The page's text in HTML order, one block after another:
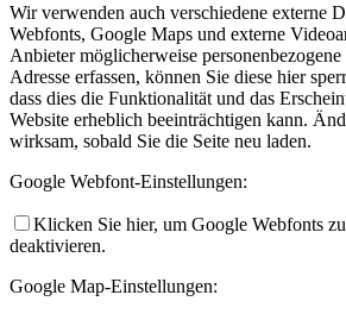
Wir verwenden auch verschiedene externe
Webfonts, Google Maps und externe
Anbieter möglicherweise
Adresse erfassen, können Sie diese hier
dass dies die Funktionalität und das
Website erheblich beeinträchtigen kann.
wirksam, sobald Sie die Seite neu laden.
Google Webfont-Einstellungen:
Klicken Sie hier, um Google Webfonts
deaktivieren.
Google Map-Einstellungen: